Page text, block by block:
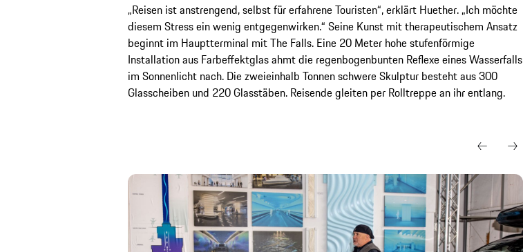
„Reisen ist anstrengend, selbst für erfahrene Touristen“, erklärt Huether. „Ich möchte
diesem Stress ein wenig entgegenwirken.“ Seine Kunst mit therapeutischem Ansatz
beginnt im Hauptterminal mit The Falls. Eine 20 Meter hohe stufenförmige
Installation aus Farbeffektglas ahmt die regenbogenbunten Reflexe eines Wasserfalls
im Sonnenlicht nach. Die zweieinhalb Tonnen schwere Skulptur besteht aus 300
Glasscheiben und 220 Glasstäben. Reisende gleiten per Rolltreppe an ihr entlang.